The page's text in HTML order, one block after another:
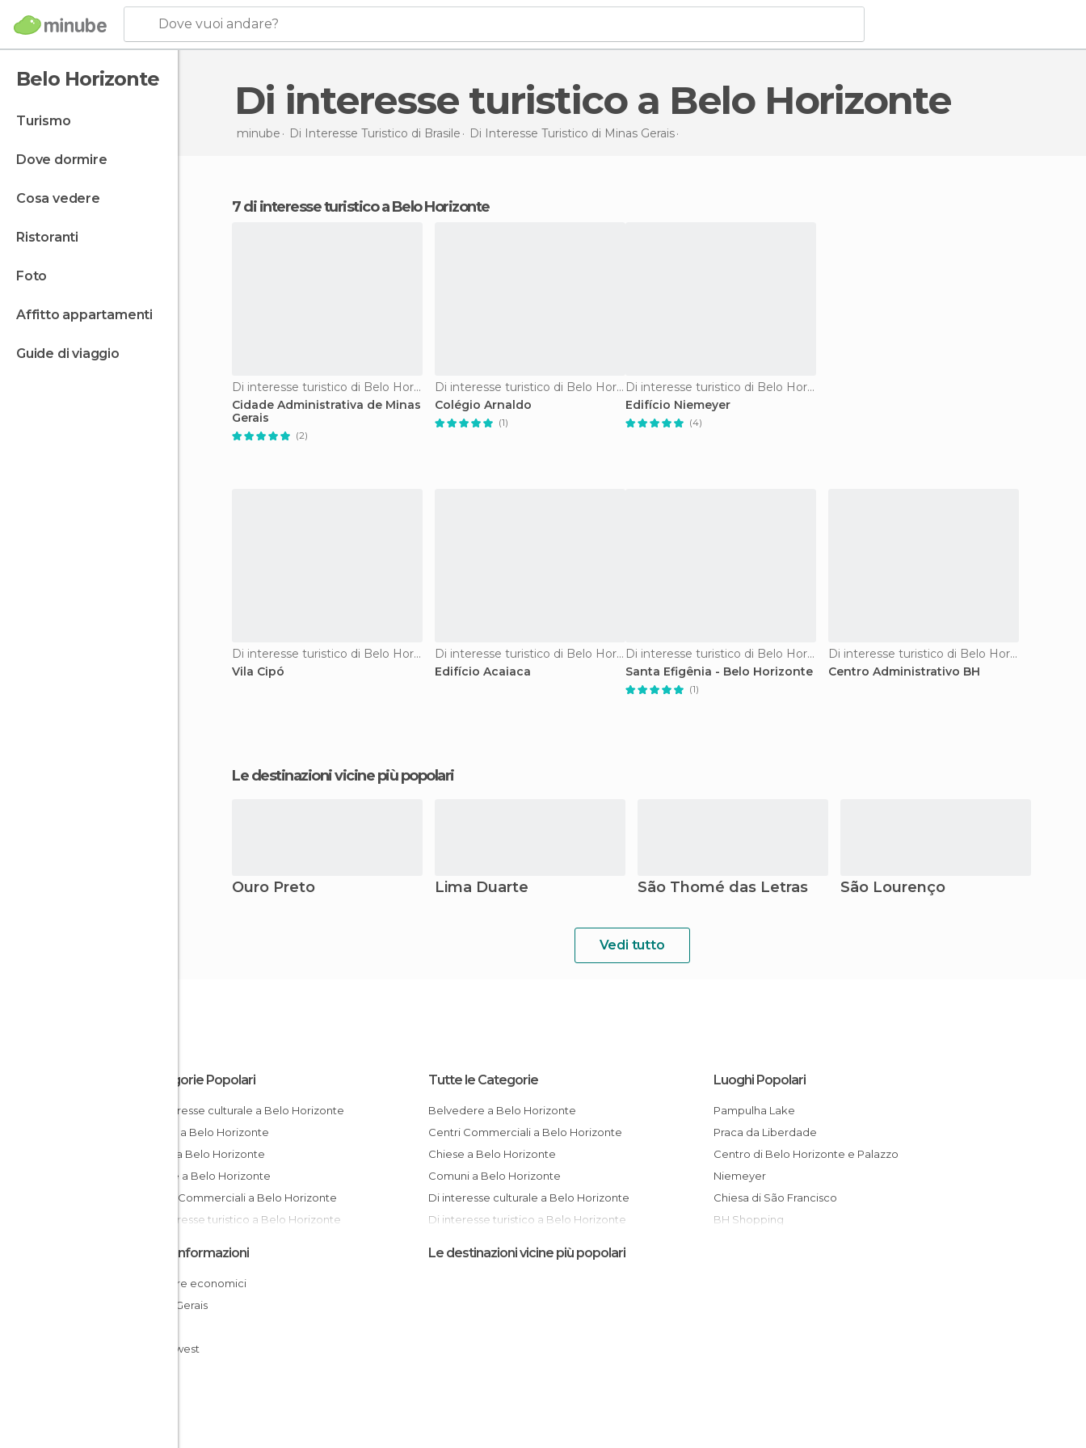
Dove vuoi andare?
Belo Horizonte
turismo
dove dormire
cosa vedere
ristoranti
foto
affitto appartamenti
guide di viaggio
Di interesse turistico a Belo Horizonte
minube Di Interesse Turistico di Brasile Di Interesse Turistico di Minas Gerais
7 di interesse turistico a Belo Horizonte
Di interesse turistico di Belo Horizonte
Cidade Administrativa de Minas
Gerais
(2)
Di interesse turistico di Belo Horizonte
Colégio Arnaldo
(1)
Di interesse turistico di Belo Horizonte
Edifício Niemeyer
(4)
Di interesse turistico di Belo Horizonte
Vila Cipó
Di interesse turistico di Belo Horizonte
Edifício Acaiaca
Di interesse turistico di Belo Horizonte
Santa Efigênia - Belo Horizonte
(1)
Di interesse turistico di Belo Horizonte
Centro Administrativo BH
Le destinazioni vicine più popolari
Ouro Preto Lima Duarte São Thomé das Letras São Lourenço
Vedi tutto
Categorie Popolari
Di interesse culturale a Belo Horizonte
Piazze a Belo Horizonte
Musei a Belo Horizonte
Chiese a Belo Horizonte
Centri Commerciali a Belo Horizonte
Di interesse turistico a Belo Horizonte
Tutte le Categorie
Belvedere a Belo Horizonte
Centri Commerciali a Belo Horizonte
Chiese a Belo Horizonte
Comuni a Belo Horizonte
Di interesse culturale a Belo Horizonte
Di interesse turistico a Belo Horizonte
Giardini a Belo Horizonte
Luoghi Popolari
Pampulha Lake
Praca da Liberdade
Centro di Belo Horizonte e Palazzo
Niemeyer
Chiesa di São Francisco
BH Shopping
Altre Informazioni
Dormire economici
Minas Gerais
Southwest
Le destinazioni vicine più popolari